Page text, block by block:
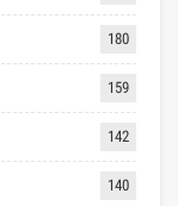
180
159
142
140